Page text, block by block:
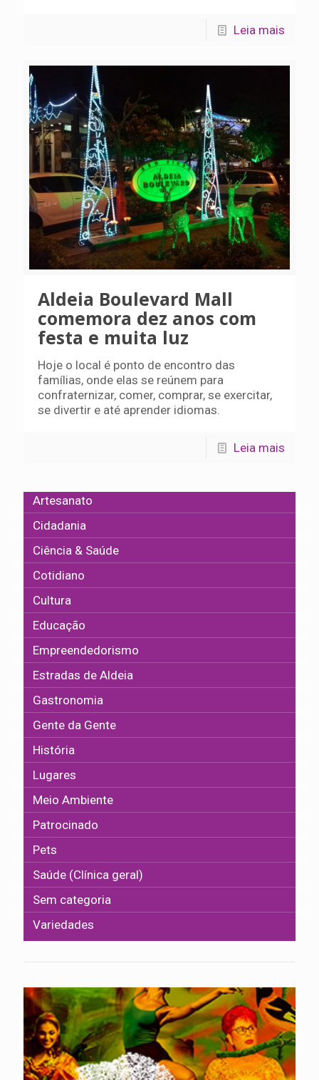
Leia mais
Aldeia Boulevard Mall
comemora dez anos com
festa e muita luz
Hoje o local é ponto de encontro das
famílias, onde elas se reúnem para
confraternizar, comer, comprar, se exercitar,
se divertir e até aprender idiomas.
Leia mais
Artesanato
Cidadania
Ciência & Saúde
Cotidiano
Cultura
Educação
Empreendedorismo
Estradas de Aldeia
Gastronomia
Gente da Gente
História
Lugares
Meio Ambiente
Patrocinado
Pets
Saúde (Clínica geral)
Sem categoria
Variedades